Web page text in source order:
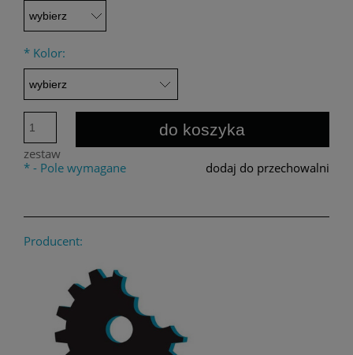
* Kolor:
zestaw
do koszyka
dodaj do przechowalni
* - Pole wymagane
Producent: